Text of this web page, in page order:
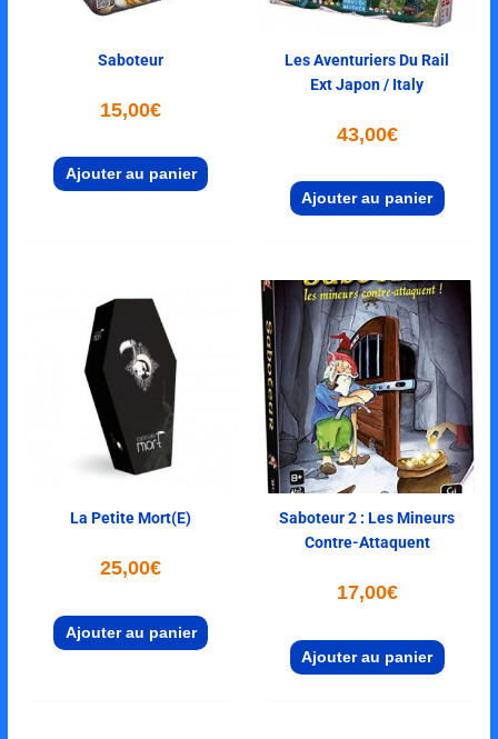
Saboteur
15,00€
Ajouter au panier
Les Aventuriers Du Rail
Ext Japon / Italy
43,00€
Ajouter au panier
La Petite Mort(e)
25,00€
Ajouter au panier
Saboteur 2 : Les Mineurs
Contre-Attaquent
17,00€
Ajouter au panier